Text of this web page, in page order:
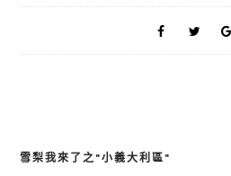
文
雪梨我來了之"小義大利區"